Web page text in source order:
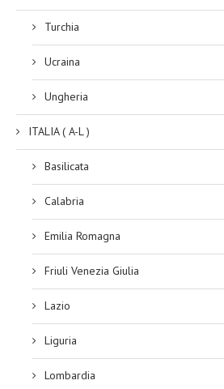
Turchia
Ucraina
Ungheria
ITALIA ( A-L )
Basilicata
Calabria
Emilia Romagna
Friuli Venezia Giulia
Lazio
Liguria
Lombardia